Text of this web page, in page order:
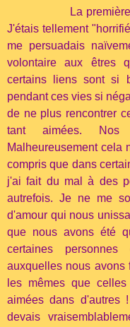
La première
J'étais tellement
me persuadais
volontaire aux êtres
certains liens sont si
pendant ces vies si
de ne plus rencontrer
tant aimées. Nos
Malheureusement cela
compris que dans
j'ai fait du mal à des
autrefois. Je ne me
d'amour qui nous
que nous avons été
certaines
auxquelles nous avons
les mêmes que
aimées dans
devais